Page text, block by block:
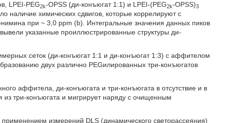
LPEI-PEG2k-OPSS (ди-конъюгат 1:1) и LPEI-(PEG2k-OPSS)3
наличие химических сдвигов, которые коррелируют с
при ~ 3,0 ppm (b). Интегральные значения данных пиков
указанные проиллюстрированные структуры ди-
сеток (ди-конъюгат 1:1 и ди-конъюгат 1:3) с аффителом
двух различно РЕGилированных три-конъюгатов
аффитела, ди-конъюгата и три-конъюгата в отсутствие и в
три-конъюгата и мигрирует наряду с очищенным
измерений DLS (динамического светорассеяния)